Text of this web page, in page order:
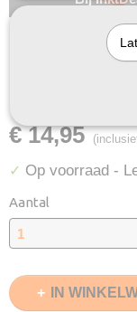
€ 14,95
✓ Op voorraad -
Aantal
IN